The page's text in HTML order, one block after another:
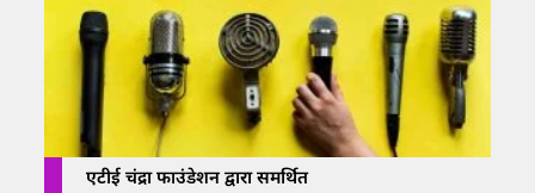
एटीई चंद्रा फाउंडेशन द्वारा समर्थित